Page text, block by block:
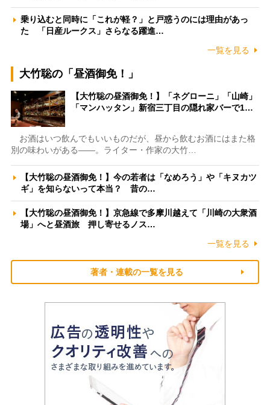
乗り込むと同時に「これが軽？」と戸惑うのには理由があっ
た 「日産ルークス」さらなる躍進…
一覧を見る
大竹聡の「昼酒御免！」
【大竹聡の昼酒御免！】「ネグローニ」「山崎」
「マンハッタン」新宿三丁目の隠れ家バーで1…
お酒はいつ飲んでもいいものだが、昼から飲むお酒にはまた格
別の味わいがある――。ライター・作家の大竹…
【大竹聡の昼酒御免！】今の若者は「なめろう」や「キヌカツ
ギ」を知らないって本当？ 昔の…
【大竹聡の昼酒御免！】京急線で多摩川越えて「川崎の大衆酒
場」へと昼酒旅 押し寄せるノス…
一覧を見る
著者・連載の一覧を見る